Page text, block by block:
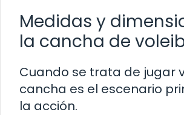
Medidas y
la cancha de
Cuando se trata de jugar
cancha es el escenario
la acción.